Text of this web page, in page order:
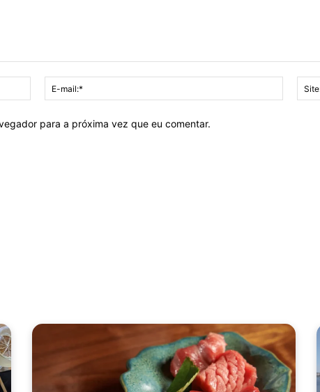
Nome:*
mail:*
para a próxima vez que eu comentar.